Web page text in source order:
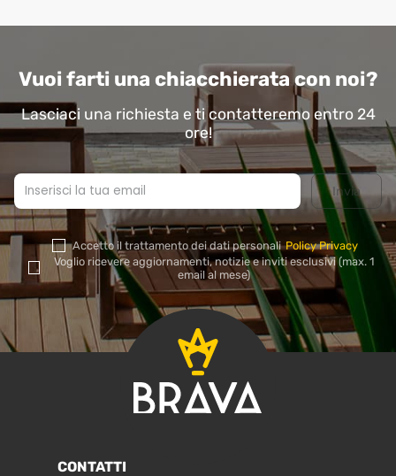
Vuoi farti una chiacchierata con noi?
Lasciaci una richiesta e ti contatteremo entro 24
ore!
Si
prega
di
lasciare
vuoto
questo
Accetto il trattamento dei dati personali Policy Privacy
Voglio ricevere aggiornamenti, notizie e inviti esclusivi (max. 1
email al mese)
CONTATTI